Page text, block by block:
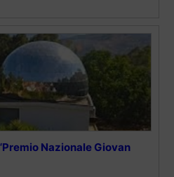
Nazionale Giovan